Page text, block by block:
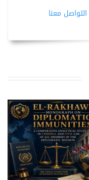
التواصل معنا